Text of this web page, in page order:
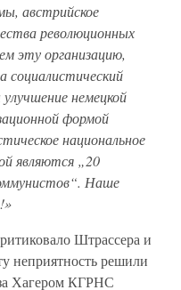
австрийское
революционных
эту организацию,
социалистический
немецкой
формой
национальное
являются „20
Наше
Штрассера и
неприятность решили
Хагером КГРНС